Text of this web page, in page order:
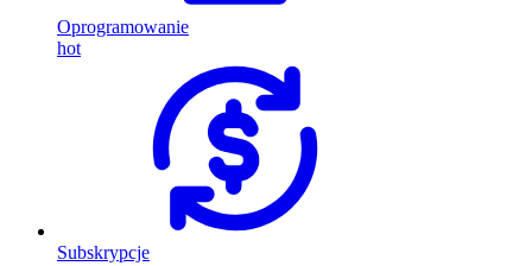
Oprogramowanie
hot
Subskrypcje